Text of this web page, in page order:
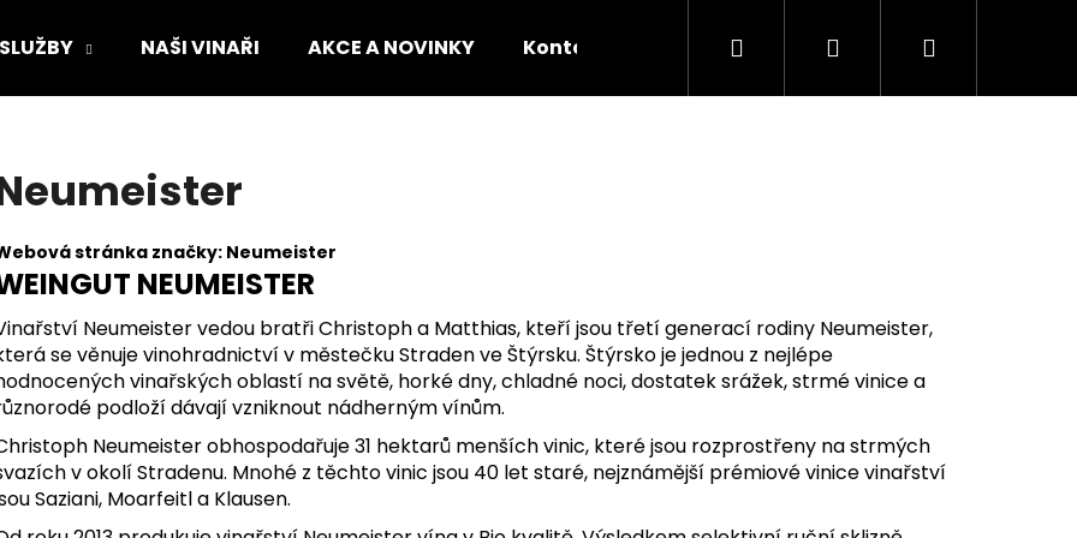
NAŠI VINAŘI AKCE A NOVINKY Kontakty Hledat PřihlášeníNákupní
stránka značky: Neumeister
NEUMEISTER
Neumeister vedou bratři Christoph a Matthias, kteří jsou třetí generací rodiny Neumeister,
se věnuje vinohradnictví v městečku Straden ve Štýrsku. Štýrsko je jednou z nejlépe
vinařských oblastí na světě, horké dny, chladné noci, dostatek srážek, strmé vinice a
podloží dávají vzniknout nádherným vínům.
Neumeister obhospodařuje 31 hektarů menších vinic, které jsou rozprostřeny na strmých
v okolí Stradenu. Mnohé z těchto vinic jsou 40 let staré, nejznámější prémiové vinice vinařství
Saziani, Moarfeitl a Klausen.
Doporučujeme
VELTLINER KAMPTAL DAC 2024